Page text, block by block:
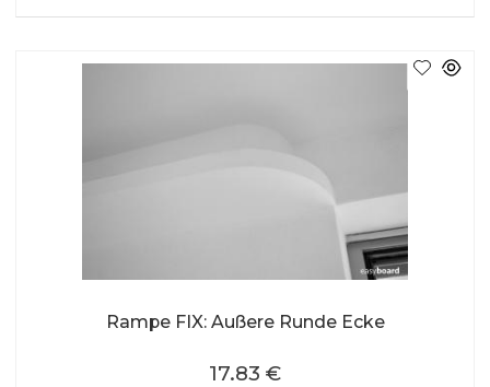
Rampe FIX: Außere Runde Ecke
17.83 €